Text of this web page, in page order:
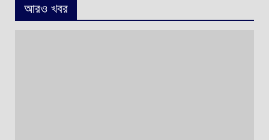
আরও খবর